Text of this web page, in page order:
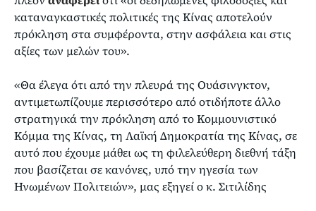
καταναγκαστικές πολιτικές της Κίνας αποτελούν
πρόκληση στα συμφέροντα, στην ασφάλεια και στις
αξίες των μελών του».
«Θα έλεγα ότι από την πλευρά της Ουάσινγκτον,
αντιμετωπίζουμε περισσότερο από οτιδήποτε άλλο
στρατηγικά την πρόκληση από το Κομμουνιστικό
Κόμμα της Κίνας, τη Λαϊκή Δημοκρατία της Κίνας, σε
αυτό που έχουμε μάθει ως τη φιλελεύθερη διεθνή τάξη
που βασίζεται σε κανόνες, υπό την ηγεσία των
Ηνωμένων Πολιτειών», μας εξηγεί ο κ. Σιτιλίδης